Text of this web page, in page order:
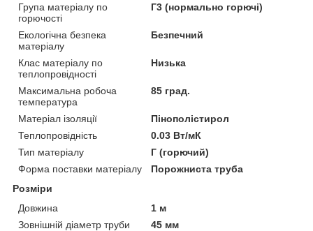
Група матеріалу по
горючості
Г3 (нормально горючі)
Екологічна безпека
матеріалу
Безпечний
Клас матеріалу по
теплопровідності
Низька
Максимальна робоча
температура
85 град.
Матеріал ізоляції
Пінополістирол
Теплопровідність
0.03 Вт/мК
Тип матеріалу
Г (горючий)
Форма поставки матеріалу
Порожниста труба
Розміри
Довжина
1 м
Зовнішній діаметр труби
45 мм